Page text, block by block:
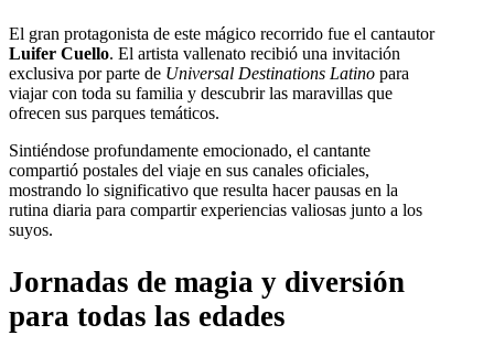
El gran protagonista de este mágico recorrido fue el cantautor
Luifer Cuello. El artista vallenato recibió una invitación
exclusiva por parte de Universal Destinations Latino para
viajar con toda su familia y descubrir las maravillas que
ofrecen sus parques temáticos.
Sintiéndose profundamente emocionado, el cantante
compartió postales del viaje en sus canales oficiales,
mostrando lo significativo que resulta hacer pausas en la
rutina diaria para compartir experiencias valiosas junto a los
suyos.
Jornadas de magia y diversión
para todas las edades